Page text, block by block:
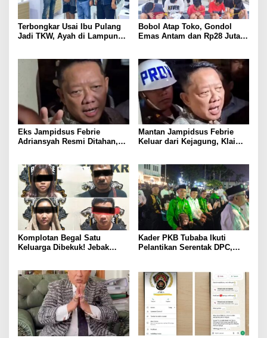
Terbongkar Usai Ibu Pulang
Jadi TKW, Ayah di Lampung
Tahun, Nyaris Diamuk Massa
Bobol Atap Toko, Gondol
Emas Antam dan Rp28 Juta!
Kotabumi Kota Bekuk
Komplotan Curat
Eks Jampidsus Febrie
Adriansyah Resmi Ditahan,
Mantan Jampidsus Febrie
Keluar dari Kejagung, Klaim
Komplotan Begal Satu
Keluarga Dibekuk! Jebak
Gondol Motor
Kader PKB Tubaba Ikuti
Pelantikan Serentak DPC,